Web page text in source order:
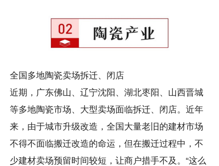
全国多地陶瓷卖场拆迁、闭店
近期，广东佛山、辽宁沈阳、湖北枣阳、山西晋城
等多地陶瓷市场、大型卖场面临拆迁、闭店。近年
来，由于城市升级改造，全国大量老旧的建材市场
不得不面临搬迁改造的命运，但在搬迁过程中，不
少建材卖场预留时间较短，让商户措手不及。“这么